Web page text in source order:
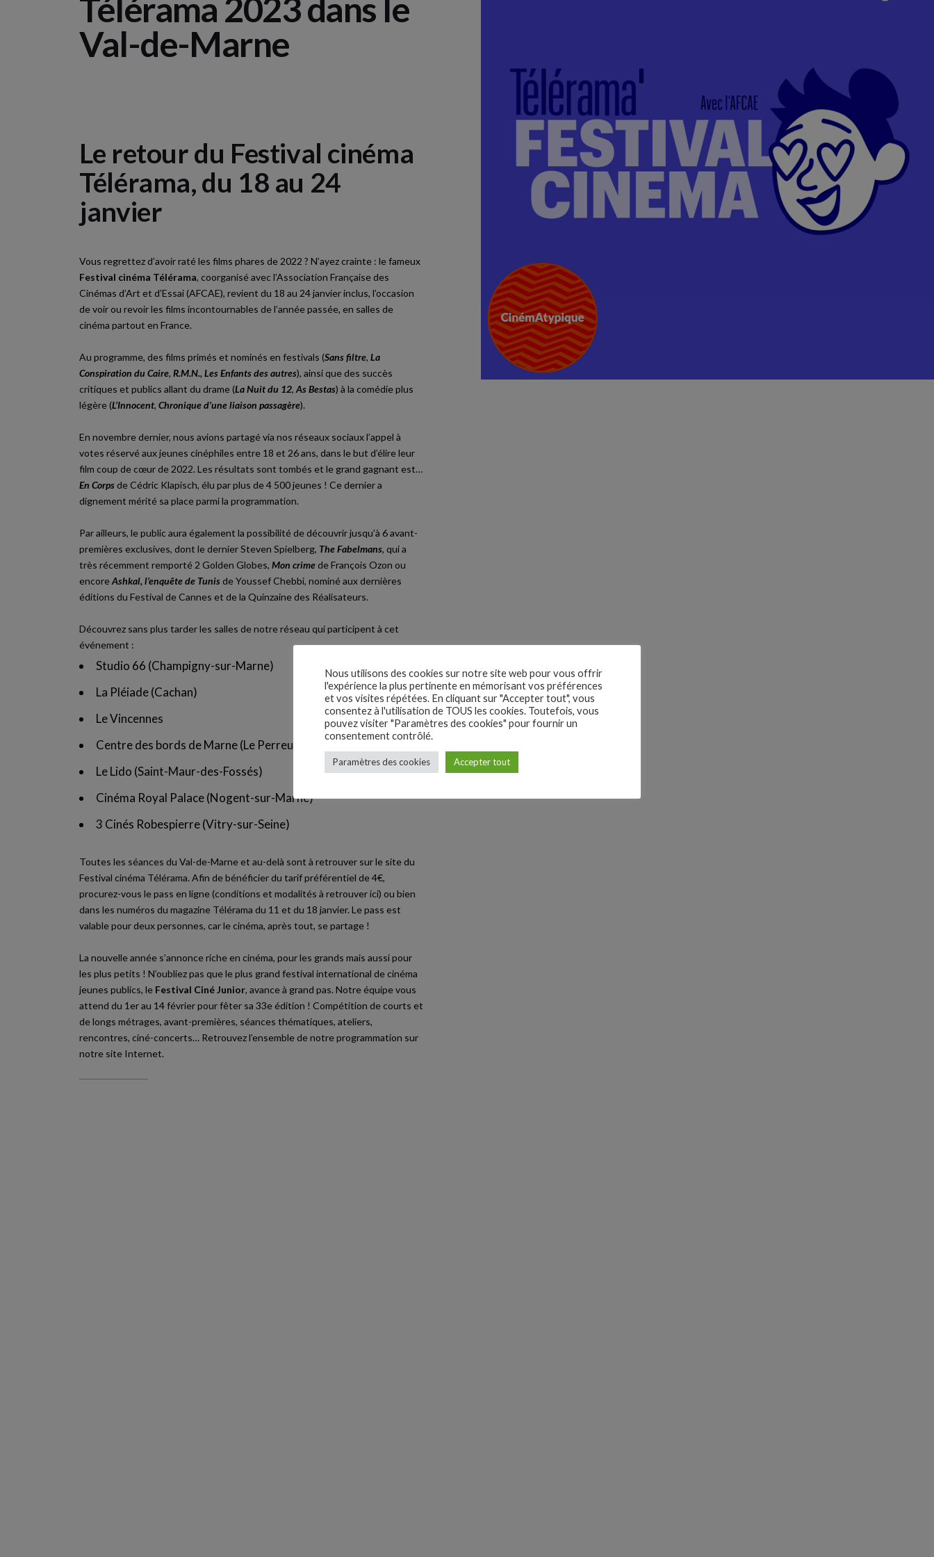
Télérama 2023 dans le
Val-de-Marne
Le retour du Festival cinéma
Télérama, du 18 au 24
janvier
Vous regrettez d’avoir raté les films phares de 2022 ? N’ayez crainte : le fameux
Festival cinéma Télérama, coorganisé avec l’Association Française des
Cinémas d’Art et d’Essai (AFCAE), revient du 18 au 24 janvier inclus, l’occasion
de voir ou revoir les films incontournables de l’année passée, en salles de
cinéma partout en France.
Au programme, des films primés et nominés en festivals (Sans filtre,La
Conspiration du Caire, R.M.N., Les Enfants des autres), ainsi que des succès
critiques et publics allant du drame (La Nuit du 12,As Bestas) à la comédie plus
légère (L’Innocent,Chronique d’une liaison passagère).
En novembre dernier, nous avions partagé via nos réseaux sociaux l’appel à
votes réservé aux jeunes cinéphiles entre 18 et 26 ans, dans le but d’élire leur
film coup de cœur de 2022. Les résultats sont tombés et le grand gagnant est…
En Corps de Cédric Klapisch, élu par plus de 4 500 jeunes ! Ce dernier a
dignement mérité sa place parmi la programmation.
Par ailleurs, le public aura également la possibilité de découvrir jusqu’à 6 avant-
premières exclusives, dont le dernier Steven Spielberg, The Fabelmans, qui a
très récemment remporté 2 Golden Globes,Mon crimede François Ozon ou
encoreAshkal, l’enquête de Tunis de Youssef Chebbi, nominé aux dernières
éditions du Festival de Cannes et de la Quinzaine des Réalisateurs.
Découvrez sans plus tarder les salles de notre réseau qui participent à cet
événement :
Studio 66 (Champigny-sur-Marne)
La Pléiade (Cachan)
Le Vincennes
Centre des bords de Marne (Le Perreux-sur-Marne)
Le Lido (Saint-Maur-des-Fossés)
Cinéma Royal Palace (Nogent-sur-Marne)
3 Cinés Robespierre (Vitry-sur-Seine)
Toutes les séances du Val-de-Marne et au-delà sont à retrouver surle site du
Festival cinéma Télérama. Afin de bénéficier du tarif préférentiel de 4€,
procurez-vous le pass en ligne (conditions et modalitésà retrouver ici) ou bien
dans les numéros du magazine Télérama du 11 et du 18 janvier. Le pass est
valable pour deux personnes, car le cinéma, après tout, se partage !
La nouvelle année s’annonce riche en cinéma, pour les grands mais aussi pour
les plus petits ! N’oubliez pas que le plus grand festival international de cinéma
jeunes publics, le Festival Ciné Junior, avance à grand pas. Notre équipe vous
attend du 1er au 14 février pour fêter sa 33e édition ! Compétition de courts et
de longs métrages, avant-premières, séances thématiques, ateliers,
rencontres, ciné-concerts… Retrouvez l’ensemble de notre programmation sur
notre site Internet.
Nous utilisons des cookies sur notre site web pour vous offrir
l'expérience la plus pertinente en mémorisant vos préférences
et vos visites répétées. En cliquant sur "Accepter tout", vous
consentez à l'utilisation de TOUS les cookies. Toutefois, vous
pouvez visiter "Paramètres des cookies" pour fournir un
consentement contrôlé.
Paramètres des cookies Accepter tout